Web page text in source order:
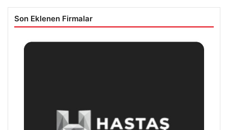
Son Eklenen Firmalar